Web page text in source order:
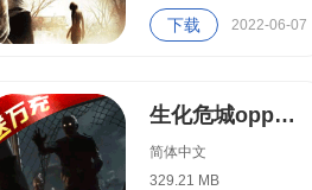
下载 2022-06-07
生化危城oppo版
简体中文
329.21 MB